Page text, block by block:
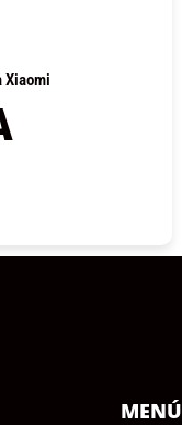
Xiaomi
MENÚ